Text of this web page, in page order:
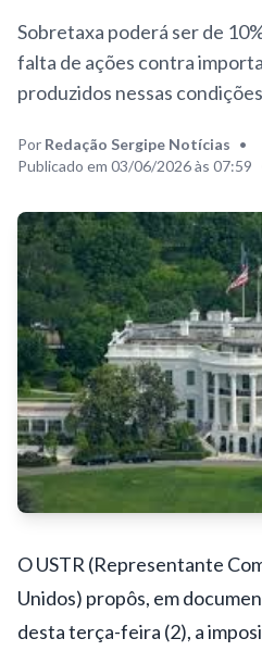
Sobretaxa poderá ser de
falta de ações contra
produzidos nessas condições
Por Redação Sergipe Notícias •
Publicado em 03/06/2026 às 07:59
O USTR (Representante
Unidos) propôs, em
desta terça-feira (2), a